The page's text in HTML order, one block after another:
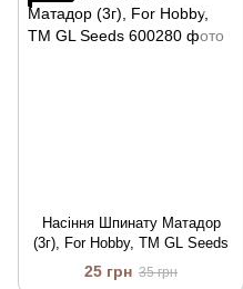
Насіння Шпинату Матадор
(3г), For Hobby, TM GL Seeds
25 грн 35 грн